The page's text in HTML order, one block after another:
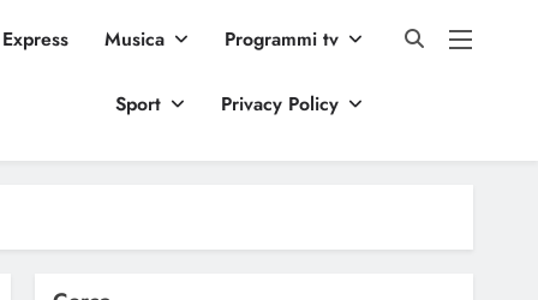
Musica Programmi tv
Sport Privacy Policy